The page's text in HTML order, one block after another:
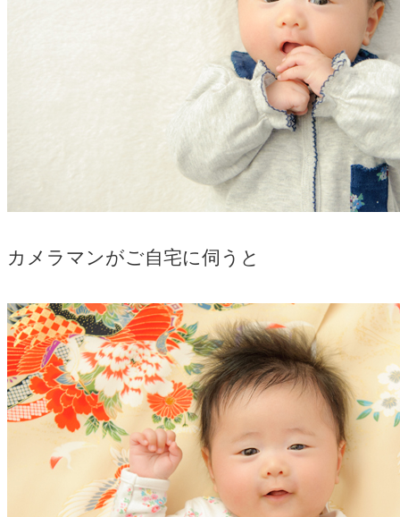
カメラマンがご自宅に伺うと